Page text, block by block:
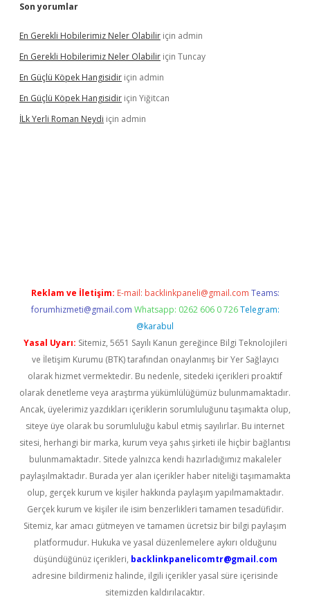
Son yorumlar
En Gerekli Hobilerimiz Neler Olabilir için admin
En Gerekli Hobilerimiz Neler Olabilir için Tuncay
En Güçlü Köpek Hangisidir için admin
En Güçlü Köpek Hangisidir için Yiğitcan
İLk Yerli Roman Neydi için admin
Reklam ve İletişim: E-mail: backlinkpaneli@gmail.com Teams:
forumhizmeti@gmail.com Whatsapp: 0262 606 0 726 Telegram:
@karabul
Yasal Uyarı: Sitemiz, 5651 Sayılı Kanun gereğince Bilgi Teknolojileri
ve İletişim Kurumu (BTK) tarafından onaylanmış bir Yer Sağlayıcı
olarak hizmet vermektedir. Bu nedenle, sitedeki içerikleri proaktif
olarak denetleme veya araştırma yükümlülüğümüz bulunmamaktadır.
Ancak, üyelerimiz yazdıkları içeriklerin sorumluluğunu taşımakta olup,
siteye üye olarak bu sorumluluğu kabul etmiş sayılırlar. Bu internet
sitesi, herhangi bir marka, kurum veya şahıs şirketi ile hiçbir bağlantısı
bulunmamaktadır. Sitede yalnızca kendi hazırladığımız makaleler
paylaşılmaktadır. Burada yer alan içerikler haber niteliği taşımamakta
olup, gerçek kurum ve kişiler hakkında paylaşım yapılmamaktadır.
Gerçek kurum ve kişiler ile isim benzerlikleri tamamen tesadüfidir.
Sitemiz, kar amacı gütmeyen ve tamamen ücretsiz bir bilgi paylaşım
platformudur. Hukuka ve yasal düzenlemelere aykırı olduğunu
düşündüğünüz içerikleri, backlinkpanelicomtr@gmail.com
adresine bildirmeniz halinde, ilgili içerikler yasal süre içerisinde
sitemizden kaldırılacaktır.